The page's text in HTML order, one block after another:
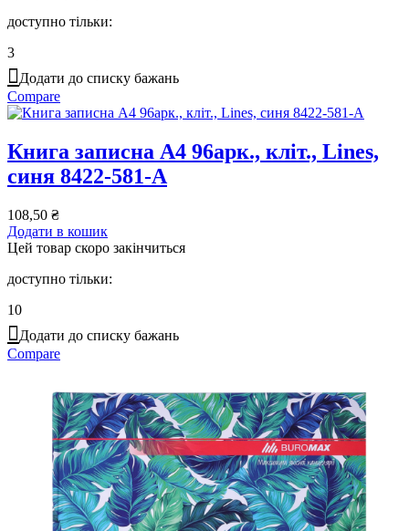
доступно тільки:
3
Додати до списку бажань
Compare
Книга записна А4 96арк., кліт., Lines,
синя 8422-581-A
108,50 ₴
Додати в кошик
Цей товар скоро закінчиться
доступно тільки:
10
Додати до списку бажань
Compare